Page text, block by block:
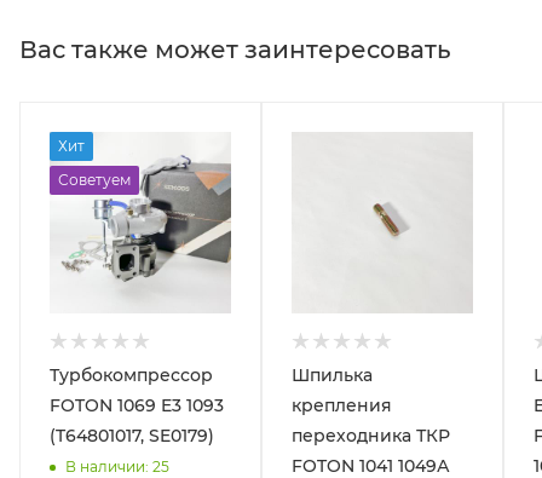
Вас также может заинтересовать
Хит
Советуем
Турбокомпрессор
FOTON 1069 E3 1093
(T64801017, SE0179)
В наличии: 25
Шпилька
крепления
переходника ТКР
FOTON 1041 1049А